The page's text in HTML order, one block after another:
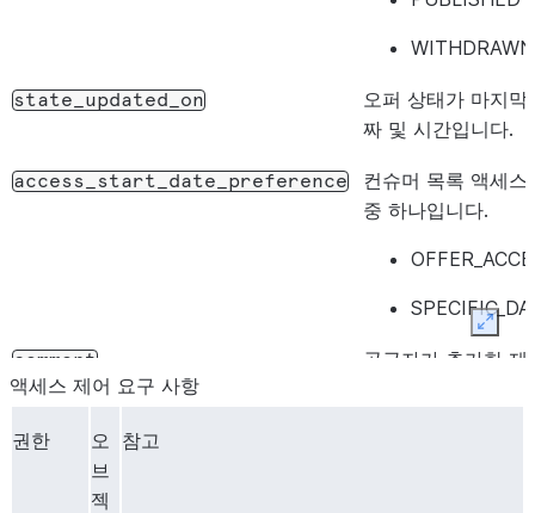
WITHDRAWN
state_updated_on
오퍼 상태가 마지
짜 및 시간입니다.
access_start_date_preference
컨슈머 목록 액세
중 하나입니다.
comment
공급자가 추가한
contract_value
contract_type
액세스 제어 요구 사항
권한
오
브
젝
참고